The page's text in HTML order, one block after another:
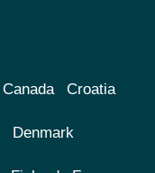
Canada Croatia
Denmark